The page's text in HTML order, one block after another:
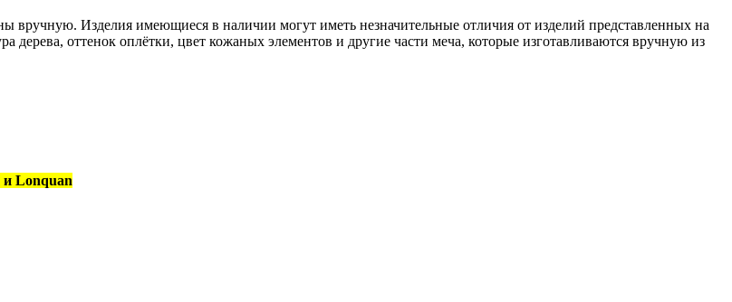
вручную. Изделия имеющиеся в наличии могут иметь незначительные отличия от изделий представленных на
дерева, оттенок оплётки, цвет кожаных элементов и другие части меча, которые изготавливаются вручную из
и Lonquan